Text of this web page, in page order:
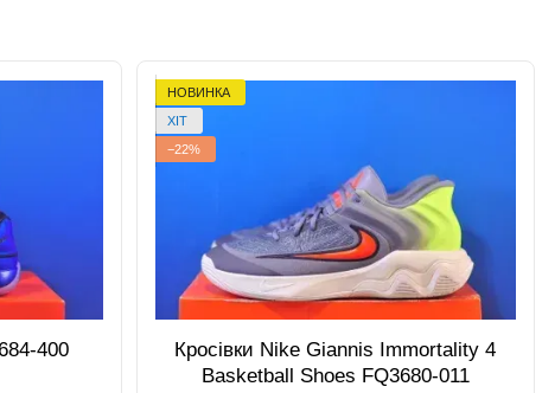
400
НОВИНКА
ХІТ
−22%
Кросівки Nike Giannis Immortality 4
Basketball Shoes FQ3680-011